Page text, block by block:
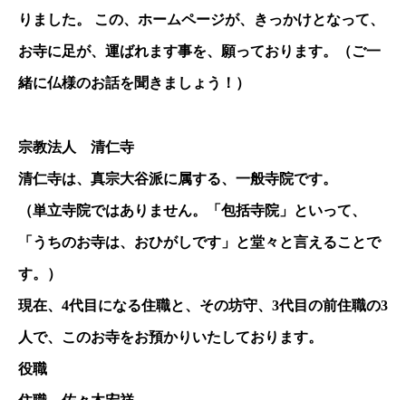
りました。 この、ホームページが、きっかけとなって、
お寺に足が、運ばれます事を、願っております。（ご一
緒に仏様のお話を聞きましょう！）
宗教法人 清仁寺
清仁寺は、真宗大谷派に属する、一般寺院です。
（単立寺院ではありません。「包括寺院」といって、
「うちのお寺は、おひがしです」と堂々と言えることで
す。）
現在、4代目になる住職と、その坊守、3代目の前住職の3
人で、このお寺をお預かりいたしております。
役職